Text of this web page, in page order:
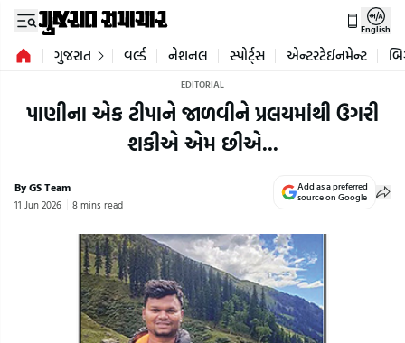
English
ગુજરાત વર્લ્ડ નેશનલ સ્પોર્ટ્સ એન્ટરટેઈનમેન્ટ
EDITORIAL
પાણીના એક ટીપાને જાળવીને પ્રલયમાંથી ઉગરી
શકીએ એમ છીએ...
By GS Team
11 Jun 2026 8 mins read
Add as a preferred
source on Google